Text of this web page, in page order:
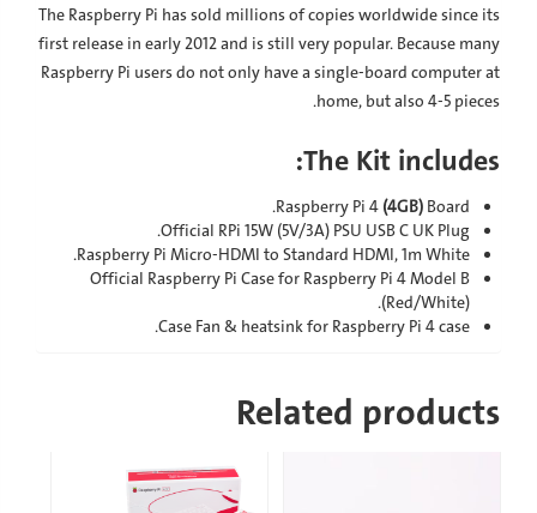
The Raspberry Pi has sold millions of copies worldwide since its
first release in early 2012 and is still very popular. Because many
Raspberry Pi users do not only have a single-board computer at
home, but also 4-5 pieces.
The Kit includes:
Raspberry Pi 4(4GB)Board.
Official RPi 15W (5V/3A) PSU USB C UK Plug.
Raspberry Pi Micro-HDMI to Standard HDMI, 1m White.
Official Raspberry Pi Case for Raspberry Pi 4 Model B
(Red/White).
Case Fan & heatsink for Raspberry Pi 4 case.
Related products